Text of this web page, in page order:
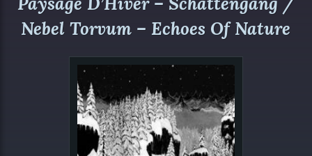
Nebel Torvum – Echoes Of Nature